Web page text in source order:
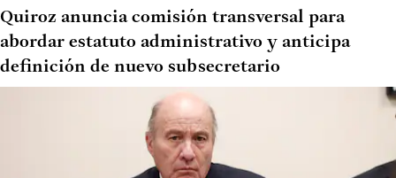
Quiroz anuncia comisión transversal para
abordar estatuto administrativo y anticipa
definición de nuevo subsecretario